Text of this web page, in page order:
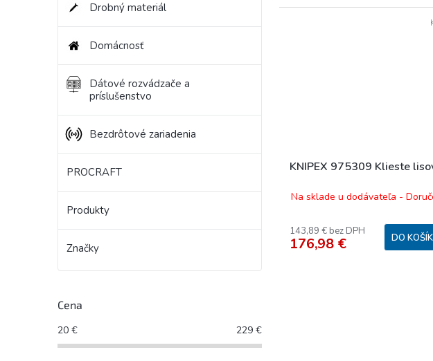
Drobný materiál
Domácnosť
Dátové rozvádzače a
príslušenstvo
Bezdrôtové zariadenia
PROCRAFT
Produkty
Značky
Cena
20 € 229 €
KNIPEX 975309 Klieste
Na sklade u dodávateľa -
143,89 € bez DPH
176,98 € DO